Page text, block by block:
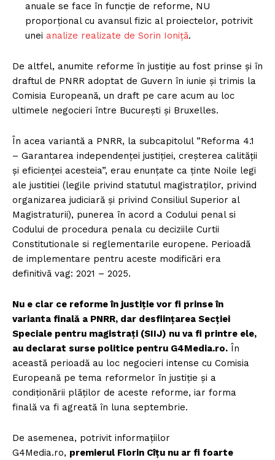
anuale se face în funcție de reforme, NU
proporțional cu avansul fizic al proiectelor, potrivit
unei analize realizate de Sorin Ioniță.
De altfel, anumite reforme în justiție au fost prinse și în
draftul de PNRR adoptat de Guvern în iunie și trimis la
Comisia Europeană, un draft pe care acum au loc
ultimele negocieri între București și Bruxelles.
În acea variantă a PNRR, la subcapitolul ”Reforma 4.1
– Garantarea independenței justiției, creșterea calității
și eficienței acesteia”, erau enunțate ca ținte Noile legi
ale justitiei (legile privind statutul magistraților, privind
organizarea judiciară și privind Consiliul Superior al
Magistraturii), punerea în acord a Codului penal si
Codului de procedura penala cu deciziile Curtii
Constitutionale si reglementarile europene. Perioadă
de implementare pentru aceste modificări era
definitivă vag: 2021 – 2025.
Nu e clar ce reforme în justiție vor fi prinse în
varianta finală a PNRR, dar desființarea Secției
Speciale pentru magistrați (SIIJ) nu va fi printre ele,
au declarat surse politice pentru G4Media.ro. În
această perioadă au loc negocieri intense cu Comisia
Europeană pe tema reformelor în justiție și a
condiționării plăților de aceste reforme, iar forma
finală va fi agreată în luna septembrie.
De asemenea, potrivit informațiilor
G4Media.ro, premierul Florin Cîțu nu ar fi foarte